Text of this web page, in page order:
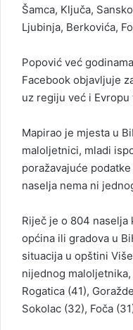
Šamca, Ključa,
Ljubinja, Berkovića,
Popović već
Facebook objavljuje
uz regiju već i Evropu
Mapirao je mjesta u
maloljetnici, mladi
poražavajuće
naselja nema ni
Riječ je o 804 naselja
općina ili gradova u
situacija u opštini
nijednog
Rogatica (41),
Sokolac (32), Foča